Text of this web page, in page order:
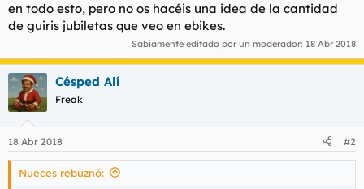
en todo esto, pero no os hacéis una idea de la cantidad
de guiris jubiletas que veo en ebikes.
Sabiamente editado por un moderador: 18 Abr 2018
Césped Alí
Freak
18 Abr 2018 #2
Nueces rebuznó: